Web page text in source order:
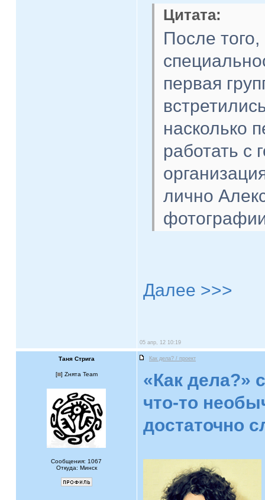
Цитата:
После
первая
насколько
работать с
лично
Далее >>>
05 апр, 12 10:19
Таня Стрига Как дела? / проект
[ ] Zнята Team
Сообщения: 1067
Откуда: Минск
«Как дела?»
что-то
достаточно